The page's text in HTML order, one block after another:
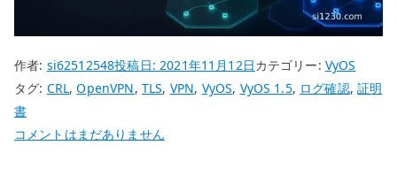
作者: si62512548投稿日:2021年11月12日カテゴリー: VyOS
タグ: CRL,OpenVPN, TLS, VPN, VyOS, VyOS 1.5, ログ確認,証明
書
VyOS
コメントはまだありません